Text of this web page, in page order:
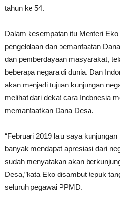
tahun ke 54.
Dalam kesempatan itu Menteri
pengelolaan dan pemanfaatan
dan pemberdayaan masyarakat,
beberapa negara di dunia. Dan
akan menjadi tujuan kunjungan
melihat dari dekat cara Indonesia
memanfaatkan Dana Desa.
“Februari 2019 lalu saya
banyak mendapat apresiasi dari
sudah menyatakan akan
Desa,”kata Eko disambut tepuk
seluruh pegawai PPMD.